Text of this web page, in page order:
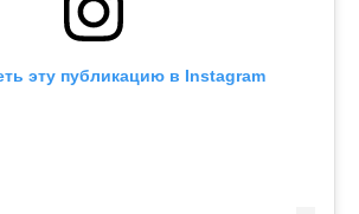
эту публикацию в Instagram